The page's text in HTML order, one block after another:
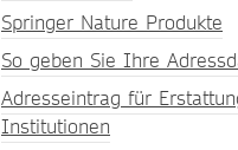
Springer Nature Produkte
So geben Sie Ihre
Adresseintrag für
Institutionen